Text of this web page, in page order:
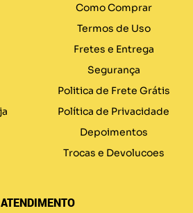
Como Comprar
Termos de Uso
Fretes e Entrega
Segurança
Politica de Frete Grátis
Política de Privacidade
Depoimentos
Trocas e Devolucoes
ATENDIMENTO